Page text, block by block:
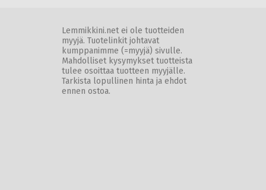
Lemmikkini.net ei ole tuotteiden
myyjä. Tuotelinkit johtavat
kumppanimme (=myyjä) sivulle.
Mahdolliset kysymykset tuotteista
tulee osoittaa tuotteen myyjälle.
Tarkista lopullinen hinta ja ehdot
ennen ostoa.